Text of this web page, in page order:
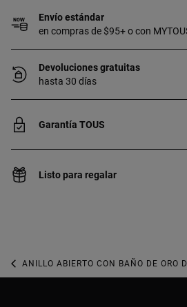
Envío estándar
en compras de $95+ o con
Devoluciones gratuitas
hasta 30 días
Garantía TOUS
Listo para regalar
ANILLO ABIERTO CON BAÑO DE ORO